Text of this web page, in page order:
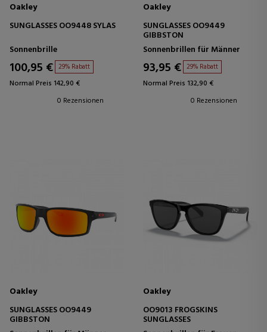
Oakley
SUNGLASSES OO9448 SYLAS
Sonnenbrille
100,95 € 29% Rabatt
Normal Preis 142,90 €
0 Rezensionen
Oakley
SUNGLASSES OO9449
GIBBSTON
Sonnenbrillen für Männer
93,95 € 29% Rabatt
Normal Preis 132,90 €
0 Rezensionen
Oakley
SUNGLASSES OO9449
GIBBSTON
Oakley
OO9013 FROGSKINS
SUNGLASSES